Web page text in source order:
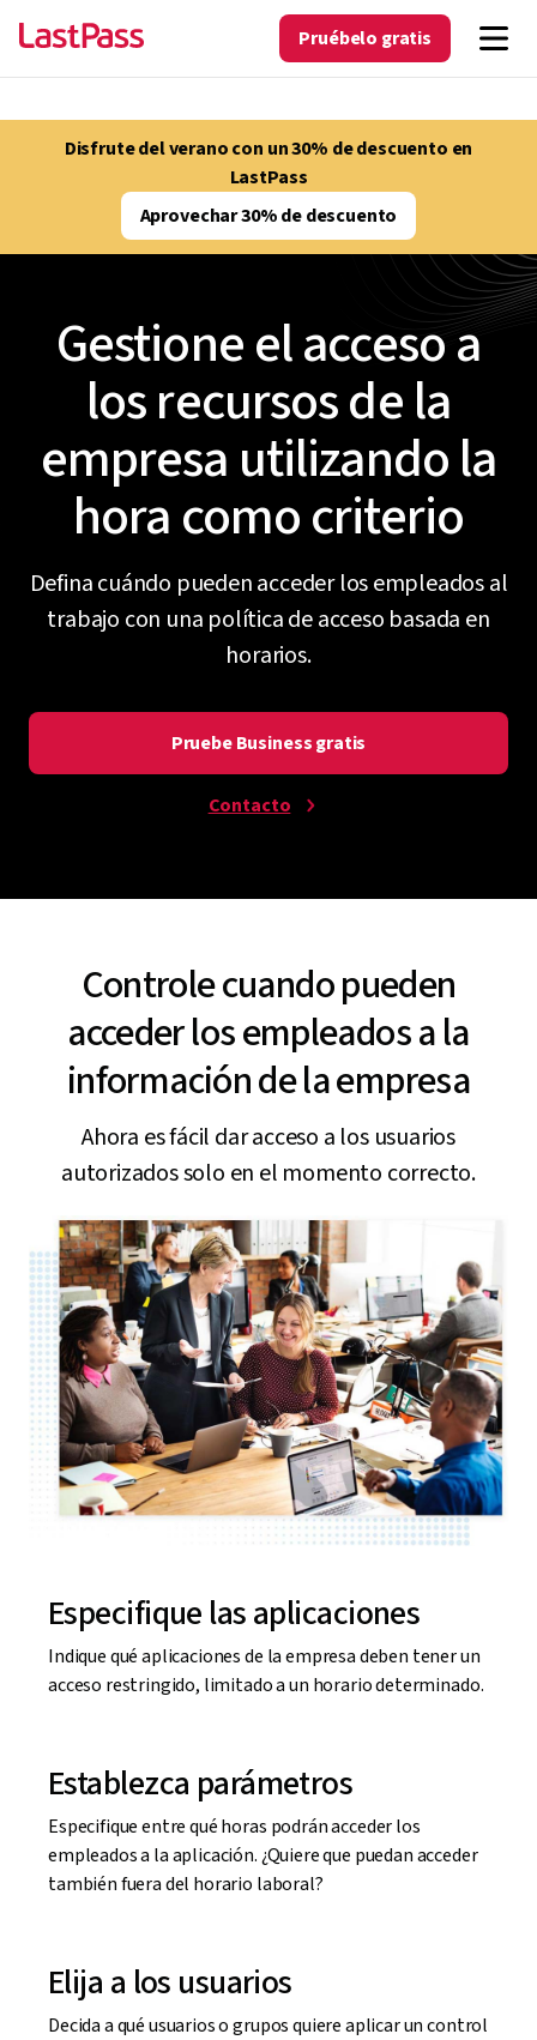
Pruébelo gratis
Disfrute del verano con un 30% de descuento en
LastPass
Aprovechar 30% de descuento
Gestione el acceso a
los recursos de la
empresa utilizando la
hora como criterio
Defina cuándo pueden acceder los empleados al
trabajo con una política de acceso basada en
horarios.
Pruebe Business gratis
Contacto
Controle cuando pueden
acceder los empleados a la
información de la empresa
Ahora es fácil dar acceso a los usuarios
autorizados solo en el momento correcto.
Especifique las aplicaciones
Indique qué aplicaciones de la empresa deben tener un
acceso restringido, limitado a un horario determinado.
Establezca parámetros
Especifique entre qué horas podrán acceder los
empleados a la aplicación. ¿Quiere que puedan acceder
también fuera del horario laboral?
Elija a los usuarios
Decida a qué usuarios o grupos quiere aplicar un control